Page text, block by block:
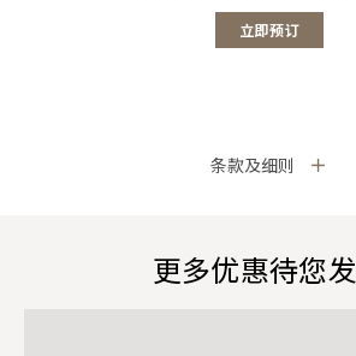
立即预订
条款及细则
更多优惠待您